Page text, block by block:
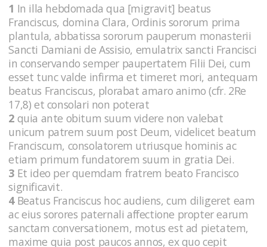
1 In illa hebdomada qua [migravit] beatus
Franciscus, domina Clara, Ordinis sororum prima
plantula, abbatissa sororum pauperum monasterii
Sancti Damiani de Assisio, emulatrix sancti Francisci
in conservando semper paupertatem Filii Dei, cum
esset tunc valde infirma et timeret mori, antequam
beatus Franciscus, plorabat amaro animo (cfr. 2Re
17,8) et consolari non poterat
2 quia ante obitum suum videre non valebat
unicum patrem suum post Deum, videlicet beatum
Franciscum, consolatorem utriusque hominis ac
etiam primum fundatorem suum in gratia Dei.
3 Et ideo per quemdam fratrem beato Francisco
significavit.
4Beatus Franciscus hoc audiens, cum diligeret eam
ac eius sorores paternali affectione propter earum
sanctam conversationem, motus est ad pietatem,
maxime quia post paucos annos, ex quo cepit